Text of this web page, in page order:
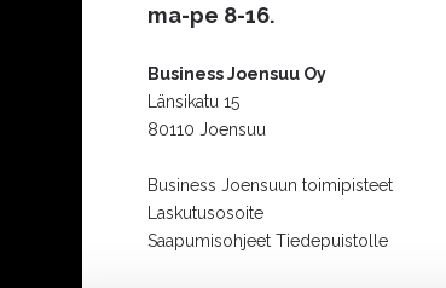
ma-pe 8-16.
Business Joensuu Oy
Länsikatu 15
80110 Joensuu
Business Joensuun toimipisteet
Laskutusosoite
Saapumisohjeet Tiedepuistolle